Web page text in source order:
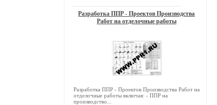
Разработка ППР - Проектов Производства
Работ на отделочные работы
Разработка ППР - Проектов Производства Работ на
отделочные работы включая: - ППР на
производство...